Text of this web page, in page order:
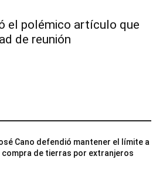
el polémico artículo que
de reunión
Cano defendió mantener el límite a
compra de tierras por extranjeros